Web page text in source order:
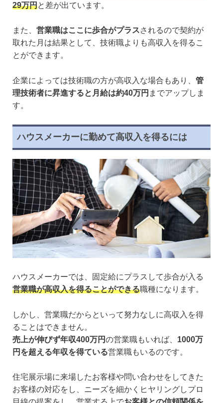
29万円と差が出ています。
また、 営業職はここに歩合がプラスされるので契約が
取れた月は結果として、技術職よりも高収入を得るこ
とができます。
企業によっては技術職の方が高収入な場合もあり、 管
理技術者に昇進すると月給は約40万円 までアップしま
す。
ハウスメーカーに勤めて高収入を得るには
ハウスメーカーでは、固定給にプラスして歩合が入る
営業職が高収入を得ることができる職種になります。
しかし、営業職だからといって努力なしに高収入を得
ることはできません。
売上が伸びず年収400万円の営業職もいれば、 1000万
円を超える年収を得ている営業職もいるのです。
住宅展示場に来場したお客様や問い合わせをしてきた
お客様の対応をし、ニーズを細かくヒヤリングしプロ